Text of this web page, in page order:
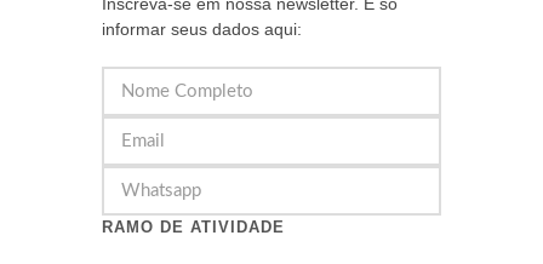
informar seus dados aqui:
RAMO DE ATIVIDADE